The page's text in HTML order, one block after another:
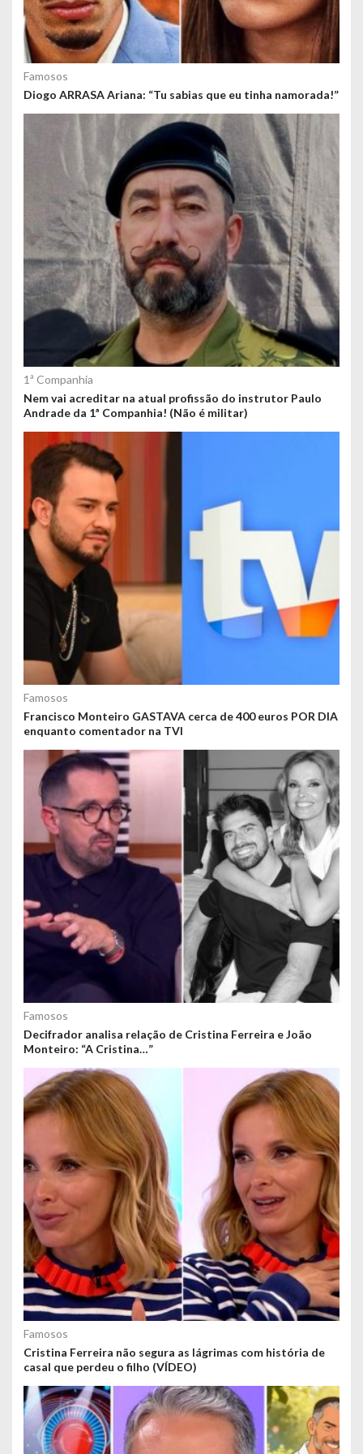
Famosos
Diogo ARRASA Ariana: “Tu sabias que eu tinha namorada!”
1ª Companhia
Nem vai acreditar na atual profissão do instrutor Paulo
Andrade da 1ª Companhia! (Não é militar)
Famosos
Francisco Monteiro GASTAVA cerca de 400 euros POR DIA
enquanto comentador na TVI
Famosos
Decifrador analisa relação de Cristina Ferreira e João
Monteiro: “A Cristina…”
Famosos
Cristina Ferreira não segura as lágrimas com história de
casal que perdeu o filho (VÍDEO)